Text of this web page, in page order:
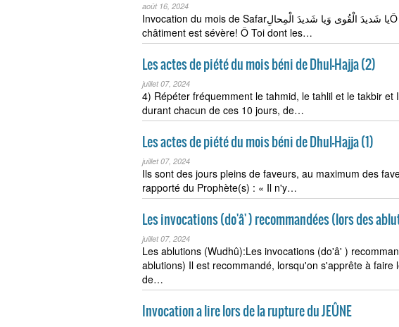
août 16, 2024
Invocation du mois de Safarيا شَديدَ الْقُوى وَيا شَديدَ الْمِحالِÔ Toi dont le
châtiment est sévère! Ô Toi dont les…
Les actes de piété du mois béni de Dhul-Hajja (2)
juillet 07, 2024
4) Répéter fréquemment le tahmid, le tahlil et le takbir et
durant chacun de ces 10 jours, de…
Les actes de piété du mois béni de Dhul-Hajja (1)
juillet 07, 2024
Ils sont des jours pleins de faveurs, au maximum des
rapporté du Prophète(s) : « Il n'y…
Les invocations (do'â' ) recommandées (lors des
juillet 07, 2024
Les ablutions (Wudhû):Les invocations (do'â' )
ablutions) Il est recommandé, lorsqu'on s'apprête à faire
de…
Invocation a lire lors de la rupture du JEÛNE